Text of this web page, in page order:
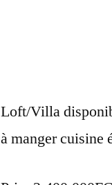
Loft/Villa
à manger cuisine